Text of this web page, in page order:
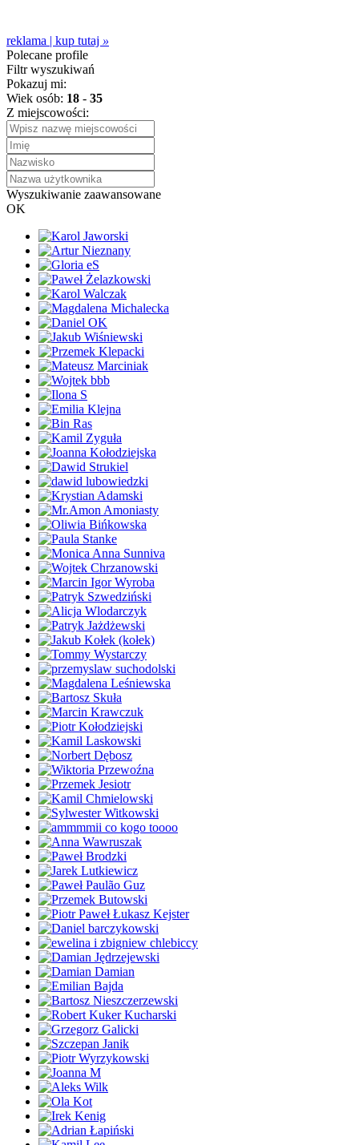
reklama | kup tutaj »
Polecane profile
Filtr wyszukiwań
Pokazuj mi:
Wiek osób: 18 - 35
Z miejscowości:
Wyszukiwanie zaawansowane
OK